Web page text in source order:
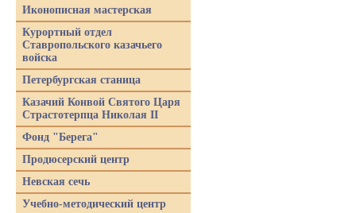
Иконописная мастерская
Курортный отдел
Ставропольского казачьего
войска
Петербургская станица
Казачий Конвой Святого Царя
Страстотерпца Николая II
Фонд "Берега"
Продюсерский центр
Невская сечь
Учебно-методический центр